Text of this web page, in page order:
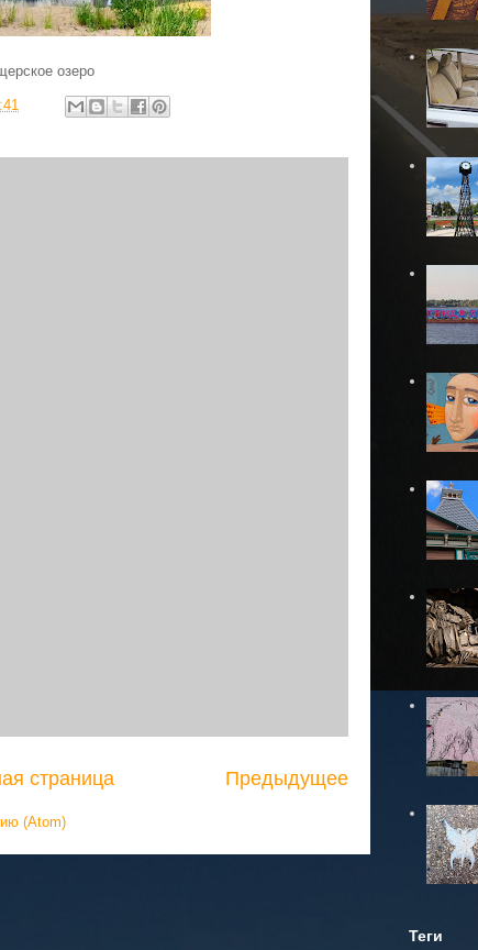
озеро
Предыдущее
страница
(Atom)
Теги